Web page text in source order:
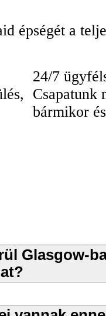
épségét a
24/7
Csapatunk
bármikor
Glasgow-